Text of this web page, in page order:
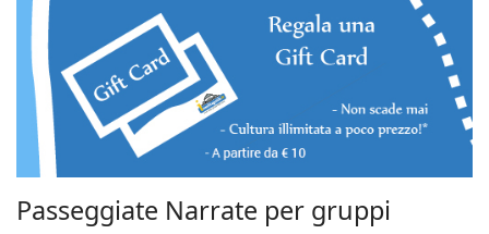
Passeggiate Narrate per gruppi